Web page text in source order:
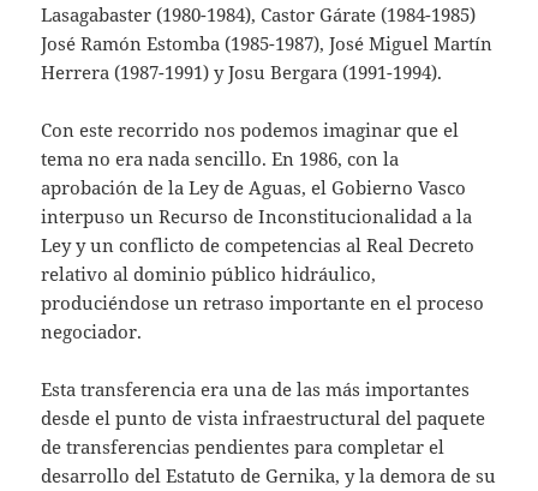
Lasagabaster (1980-1984), Castor Gárate (1984-1985)
José Ramón Estomba (1985-1987), José Miguel Martín
Herrera (1987-1991) y Josu Bergara (1991-1994).
Con este recorrido nos podemos imaginar que el
tema no era nada sencillo. En 1986, con la
aprobación de la Ley de Aguas, el Gobierno Vasco
interpuso un Recurso de Inconstitucionalidad a la
Ley y un conflicto de competencias al Real Decreto
relativo al dominio público hidráulico,
produciéndose un retraso importante en el proceso
negociador.
Esta transferencia era una de las más importantes
desde el punto de vista infraestructural del paquete
de transferencias pendientes para completar el
desarrollo del Estatuto de Gernika, y la demora de su